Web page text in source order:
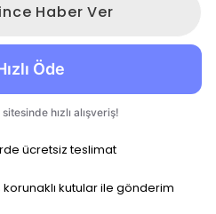
Haber Ver
ücretsiz teslimat
korunaklı kutular ile gönderim